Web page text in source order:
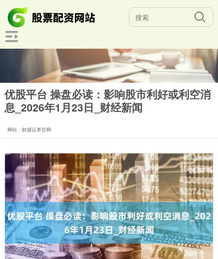
优股平台 操盘必读：影响股市利好或利空消
息_2026年1月23日_财经新闻
网站：财盛证券官网